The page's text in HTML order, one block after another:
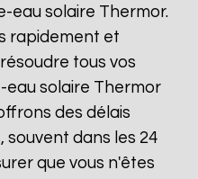
eau solaire Thermor.
rapidement et
tous vos
solaire Thermor
des délais
dans les 24
que vous n'êtes